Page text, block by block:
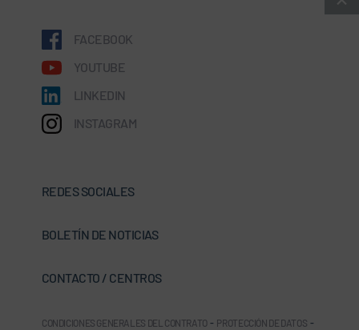
FACEBOOK
YOUTUBE
LINKEDIN
INSTAGRAM
REDES SOCIALES
BOLETÍN DE NOTICIAS
CONTACTO / CENTROS
CONDICIONES GENERALES DEL CONTRATO - PROTECCIÓN DE DATOS -